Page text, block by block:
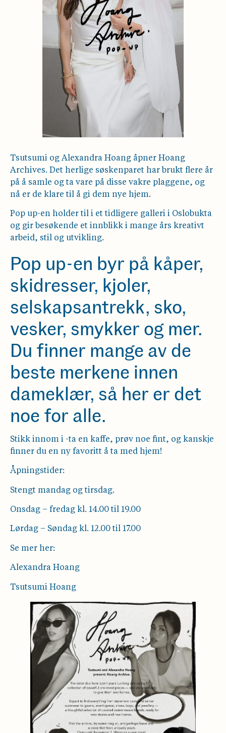
Tsutsumi og Alexandra Hoang åpner Hoang
Archives. Det herlige søskenparet har brukt flere år
på å samle og ta vare på disse vakre plaggene, og
nå er de klare til å gi dem nye hjem.
Pop up-en holder til i et tidligere galleri i Oslobukta
og gir besøkende et innblikk i mange års kreativt
arbeid, stil og utvikling.
Pop up-en byr på kåper,
skidresser, kjoler,
selskapsantrekk, sko,
vesker, smykker og mer.
Du finner mange av de
beste merkene innen
dameklær, så her er det
noe for alle.
Stikk innom i -ta en kaffe, prøv noe fint, og kanskje
finner du en ny favoritt å ta med hjem!
Åpningstider:
Stengt mandag og tirsdag.
Onsdag – fredag kl. 14.00 til 19.00
Lørdag – Søndag kl. 12.00 til 17.00
Se mer her:
Alexandra Hoang
Tsutsumi Hoang